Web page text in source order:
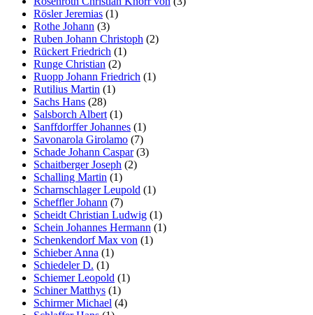
Rösler Jeremias (1)
Rothe Johann (3)
Ruben Johann Christoph (2)
Rückert Friedrich (1)
Runge Christian (2)
Ruopp Johann Friedrich (1)
Rutilius Martin (1)
Sachs Hans (28)
Salsborch Albert (1)
Sanffdorffer Johannes (1)
Savonarola Girolamo (7)
Schade Johann Caspar(3)
Schaitberger Joseph (2)
Schalling Martin (1)
Scharnschlager Leupold (1)
Scheffler Johann (7)
Scheidt Christian Ludwig (1)
Schein Johannes Hermann (1)
Schenkendorf Max von (1)
Schieber Anna (1)
Schiedeler D. (1)
Schiemer Leopold (1)
Schiner Matthys (1)
Schirmer Michael (4)